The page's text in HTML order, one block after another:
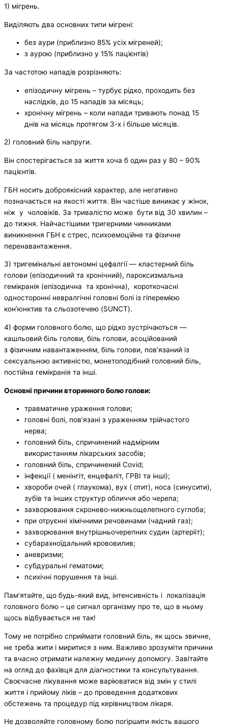
1) мігрень.
Виділяють два основних типи мігрені:
без аури (приблизно 85% усіх мігреней);
з аурою (приблизно у 15% пацієнтів)
За частотою нападів розрізняють:
епізодичну мігрень – турбує рідко, проходить без
наслідків, до 15 нападів за місяць;
хронічну мігрень – коли напади тривають понад 15
днів на місяць протягом 3-х і більше місяців.
2) головний біль напруги.
Він спостерігається за життя хоча б один раз у 80 – 90%
пацієнтів.
ГБН носить доброякісний характер, але негативно
позначається на якості життя. Він частіше виникає у жінок,
ніж у чоловіків. За тривалістю може бути від 30 хвилин –
до тижня. Найчастішими тригерними чинниками
виникнення ГБН є стрес, психоемоційне та фізичне
перенавантаження.
3) тригемінальні автономні цефалгії — кластерний біль
голови (епізодичний та хронічний), пароксизмальна
гемікранія (епізодична та хронічна), короткочасні
односторонні невралгічні головні болі із гіперемією
кон’юнктив та сльозотечею (SUNCT).
4) форми головного болю, що рідко зустрічаються —
кашльовий біль голови, біль голови, асоційований
з фізичним навантаженням, біль голови, пов’язаний із
сексуальною активністю, монетоподібний головний біль,
постійна гемікранія та інші.
Основні причини вторинного болю голови:
травматичне ураження голови;
головні болі, пов’язані з ураженням трійчастого
нерва;
головний біль, спричинений надмірним
використанням лікарських засобів;
головний біль, спричинений Соvid;
інфекції ( менінгіт, енцефаліт, ГРВІ та інші);
хвороби очей ( глаукома), вух ( отит), носа (синусити),
зубів та інших структур обличчя або черепа;
захворювання скронево-нижньощелепного суглоба;
при отруєнні хімічними речовинами (чадний газ);
захворювання внутрішньочерепних судин (артерііт);
субарахноїдальний крововилив;
аневризми;
субдуральні гематоми;
психічні порушення та інші.
Пам’ятайте, що будь-який вид, інтенсивність і локалізація
головного болю – це сигнал організму про те, що в ньому
щось відбувається не так!
Тому не потрібно сприймати головний біль, як щось звичне,
не треба жити і миритися з ним. Важливо зрозуміти причини
та вчасно отримати належну медичну допомогу. Завітайте
на огляд до фахівця для діагностики та консультування.
Своєчасне лікування може варіюватися від змін у стилі
життя і прийому ліків – до проведення додаткових
обстежень та процедур під керівництвом лікаря.
Не дозволяйте головному болю погіршити якість вашого